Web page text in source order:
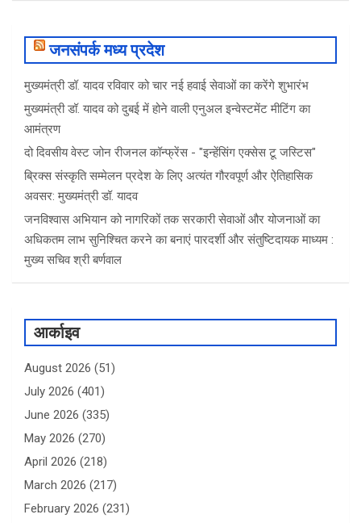
जनसंपर्क मध्य प्रदेश
मुख्यमंत्री डॉ. यादव रविवार को चार नई हवाई सेवाओं का करेंगे शुभारंभ
मुख्यमंत्री डॉ. यादव को दुबई में होने वाली एनुअल इन्वेस्टमेंट मीटिंग का
आमंत्रण
दो दिवसीय वेस्ट जोन रीजनल कॉन्फ्रेंस - "इन्हेंसिंग एक्सेस टू जस्टिस"
ब्रिक्स संस्कृति सम्मेलन प्रदेश के लिए अत्यंत गौरवपूर्ण और ऐतिहासिक
अवसर: मुख्यमंत्री डॉ. यादव
जनविश्वास अभियान को नागरिकों तक सरकारी सेवाओं और योजनाओं का
अधिकतम लाभ सुनिश्चित करने का बनाएं पारदर्शी और संतुष्टिदायक माध्यम :
मुख्य सचिव श्री बर्णवाल
आर्काइव
August 2026 (51)
July 2026 (401)
June 2026 (335)
May 2026 (270)
April 2026 (218)
March 2026 (217)
February 2026 (231)